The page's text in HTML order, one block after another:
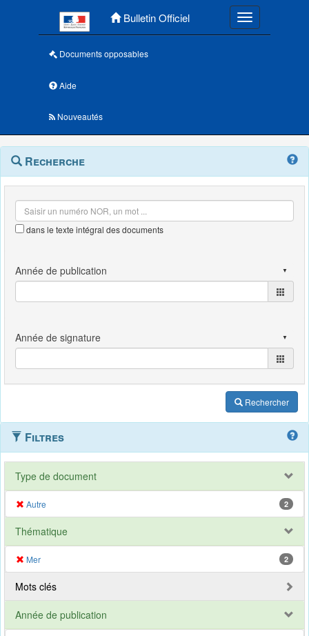
Bulletin Officiel Toggle
Documents opposables
Aide
Nouveautés
Navigation
outils
Menu
contextuel
Recherche
dans le texte intégral des documents
Rechercher
Filtres
Type de document
Autre 2
Thématique
Mer 2
Mots clés
Année de publication